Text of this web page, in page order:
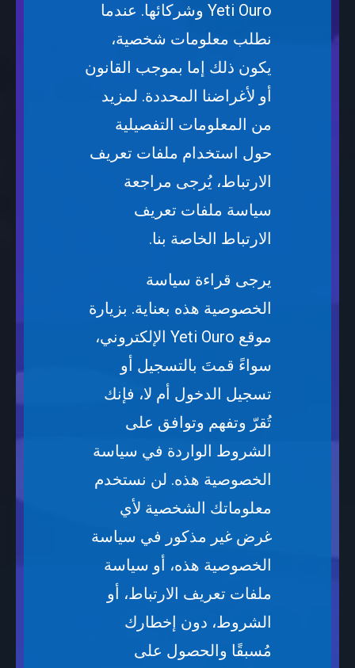
Yeti Ouro وشركائها. عندما
نطلب معلومات شخصية،
يكون ذلك إما بموجب القانون
أو لأغراضنا المحددة. لمزيد
من المعلومات التفصيلية
حول استخدام ملفات تعريف
الارتباط، يُرجى مراجعة
سياسة ملفات تعريف
الارتباط الخاصة بنا.
يرجى قراءة سياسة
الخصوصية هذه بعناية. بزيارة
موقع Yeti Ouro الإلكتروني،
سواءً قمتَ بالتسجيل أو
تسجيل الدخول أم لا، فإنك
تُقرّ وتفهم وتوافق على
الشروط الواردة في سياسة
الخصوصية هذه. لن نستخدم
معلوماتك الشخصية لأي
غرض غير مذكور في سياسة
الخصوصية هذه، أو سياسة
ملفات تعريف الارتباط، أو
الشروط، دون إخطارك
مُسبقًا والحصول على